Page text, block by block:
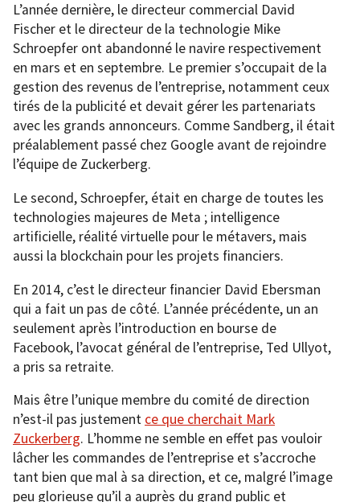
L’année dernière, le directeur commercial David
Fischer et le directeur de la technologie Mike
Schroepfer ont abandonné le navire respectivement
en mars et en septembre. Le premier s’occupait de la
gestion des revenus de l’entreprise, notamment ceux
tirés de la publicité et devait gérer les partenariats
avec les grands annonceurs. Comme Sandberg, il était
préalablement passé chez Google avant de rejoindre
l’équipe de Zuckerberg.
Le second, Schroepfer, était en charge de toutes les
technologies majeures de Meta ; intelligence
artificielle, réalité virtuelle pour le métavers, mais
aussi la blockchain pour les projets financiers.
En 2014, c’est le directeur financier David Ebersman
qui a fait un pas de côté. L’année précédente, un an
seulement après l’introduction en bourse de
Facebook, l’avocat général de l’entreprise, Ted Ullyot,
a pris sa retraite.
Mais être l’unique membre du comité de direction
n’est-il pas justement ce que cherchait Mark
Zuckerberg. L’homme ne semble en effet pas vouloir
lâcher les commandes de l’entreprise et s’accroche
tant bien que mal à sa direction, et ce, malgré l’image
peu glorieuse qu’il a auprès du grand public et